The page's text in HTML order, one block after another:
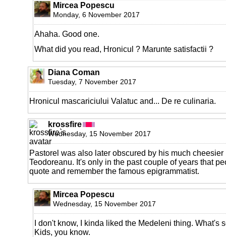
Mircea Popescu
Monday, 6 November 2017
Ahaha. Good one.
What did you read, Hronicul ? Marunte satisfactii ?
Diana Coman
Tuesday, 7 November 2017
Hronicul mascariciului Valatuc and... De re culinaria.
krossfire
Wednesday, 15 November 2017
Pastorel was also later obscured by his much cheesier
Teodoreanu. It's only in the past couple of years that
quote and remember the famous epigrammatist.
Mircea Popescu
Wednesday, 15 November 2017
I don't know, I kinda liked the Medeleni thing. What's
Kids, you know.